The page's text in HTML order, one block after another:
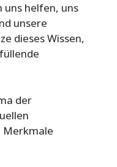
uns helfen, uns
unsere
dieses Wissen,
der
Merkmale